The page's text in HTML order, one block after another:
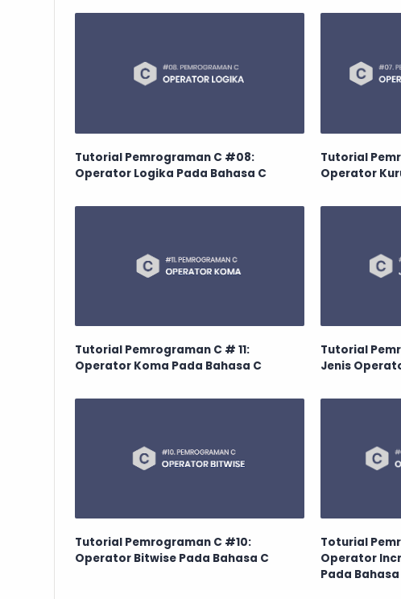
Tutorial Pemrograman C #08:
Operator Logika Pada Bahasa C
Tutorial
Operator
Tutorial Pemrograman C # 11:
Operator Koma Pada Bahasa C
Tutorial
Jenis
Tutorial Pemrograman C #10:
Operator Bitwise Pada Bahasa C
Toturial
Operator
Pada Bahasa